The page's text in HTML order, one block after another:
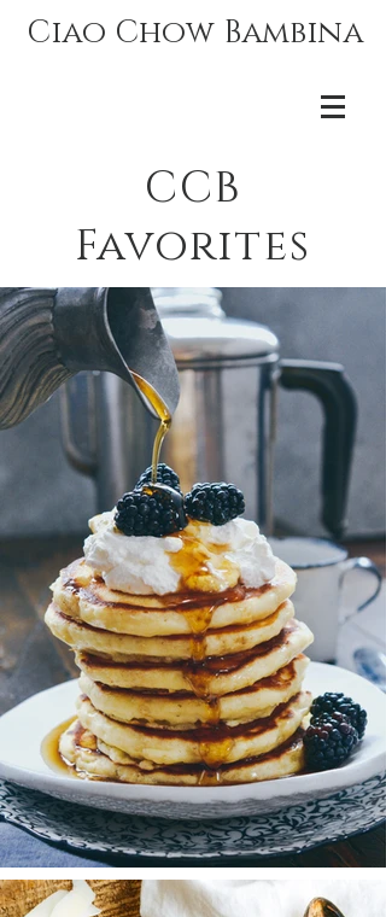
Ciao Chow Bambina
CCB
Favorites